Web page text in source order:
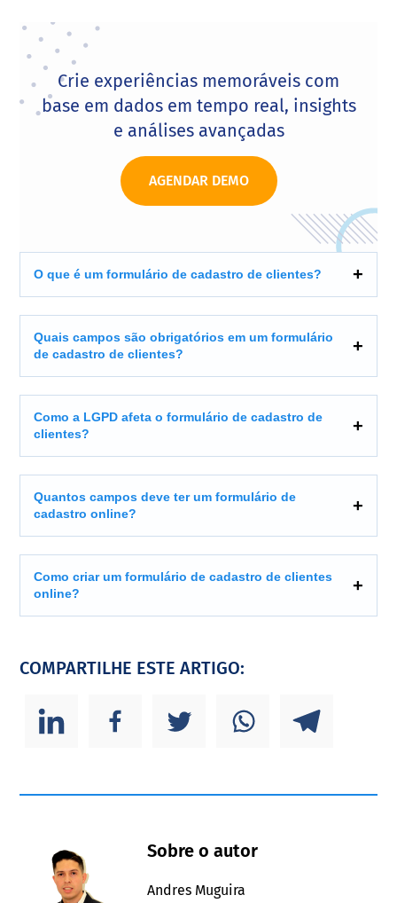
Crie experiências memoráveis com
base em dados em tempo real, insights
e análises avançadas
AGENDAR DEMO
O que é um formulário de cadastro de clientes?
Quais campos são obrigatórios em um formulário
de cadastro de clientes?
Como a LGPD afeta o formulário de cadastro de
clientes?
Quantos campos deve ter um formulário de
cadastro online?
Como criar um formulário de cadastro de clientes
online?
COMPARTILHE ESTE ARTIGO:
Sobre o autor
Andres Muguira